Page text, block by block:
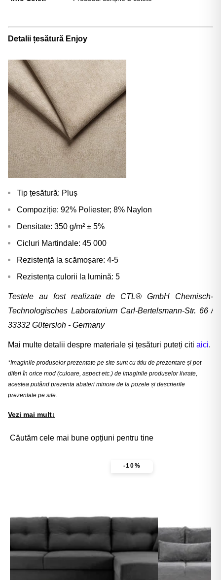
Detalii țesătură Enjoy
Tip țesătură: Pluș
Compoziție: 92% Poliester; 8% Naylon
Densitate: 350 g/m² ± 5%
Cicluri Martindale: 45 000
Rezistență la scămoșare: 4-5
Rezistența culorii la lumină: 5
Testele au fost realizate de CTL® GmbH Chemisch-
Technologisches Laboratorium Carl-Bertelsmann-Str. 66 /
33332 Gϋtersloh - Germany
Mai multe detalii despre materiale și țesături puteți citi aici.
*Imaginile produselor prezentate pe site sunt cu titlu de prezentare și pot
diferi în orice mod (culoare, aspect etc.) de imaginile produselor livrate,
acestea putând prezenta abateri minore de la pozele și descrierile
prezentate pe site.
Vezi mai mult↓
Căutăm cele mai bune opțiuni pentru tine
-10%